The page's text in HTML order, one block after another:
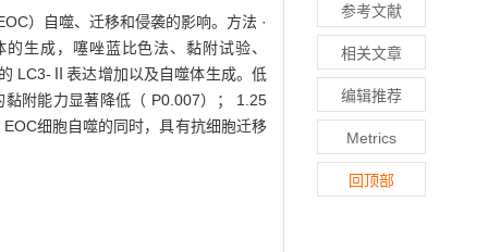
）自噬、迁移和侵袭的影响。方法 ·
生成，噻唑蓝比色法、黏附试验、
LC3-Ⅱ表达增加以及自噬体生成。低
附能力显著降低（ P0.007）； 1.25
细胞自噬的同时，具有抗细胞迁移
参考文献
相关文章
编辑推荐
Metrics
回顶部